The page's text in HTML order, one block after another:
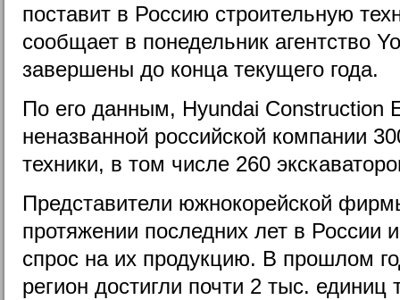
поставит в Россию строительную
сообщает в понедельник агентство
завершены до конца текущего года.
По его данным, Hyundai Construction
неназванной российской компании
техники, в том числе 260
Представители южнокорейской
протяжении последних лет в России
спрос на их продукцию. В прошлом
регион достигли почти 2 тыс.